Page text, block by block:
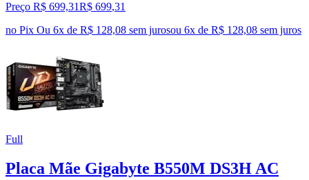
Preço R$ 699,31R$ 699,31
no Pix Ou 6x de R$ 128,08 sem jurosou 6x de R$ 128,08 sem juros
Full
Placa Mãe Gigabyte B550M DS3H AC